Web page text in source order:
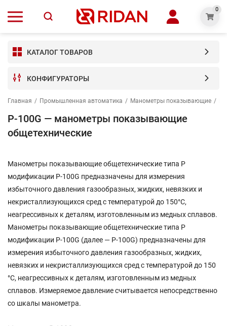
0
КАТАЛОГ ТОВАРОВ
КОНФИГУРАТОРЫ
Главная / Промышленная автоматика / Манометры показывающие /
P-100G — манометры показывающие
общетехнические
Манометры показывающие общетехнические типа P
модификации P-100G предназначены для измерения
избыточного давления газообразных, жидких, невязких и
некристаллизующихся сред с температурой до 150°С,
неагрессивных к деталям, изготовленным из медных сплавов.
Манометры показывающие общетехнические типа P
модификации P-100G (далее — P-100G) предназначены для
измерения избыточного давления газообразных, жидких,
невязких и некристаллизующихся сред с температурой до 150
°С, неагрессивных к деталям, изготовленным из медных
сплавов. Измеряемое давление считывается непосредственно
со шкалы манометра.